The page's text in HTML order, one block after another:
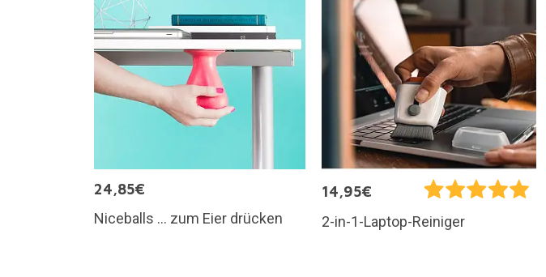
24,85€
Niceballs … zum Eier drücken
14,95€
2-in-1-Laptop-Reiniger